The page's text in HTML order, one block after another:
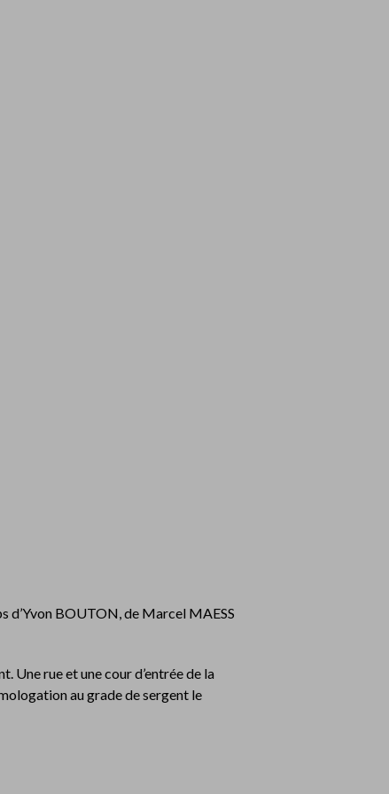
d’Yvon BOUTON, de Marcel MAESS
Une rue et une cour d’entrée de la
au grade de sergent le